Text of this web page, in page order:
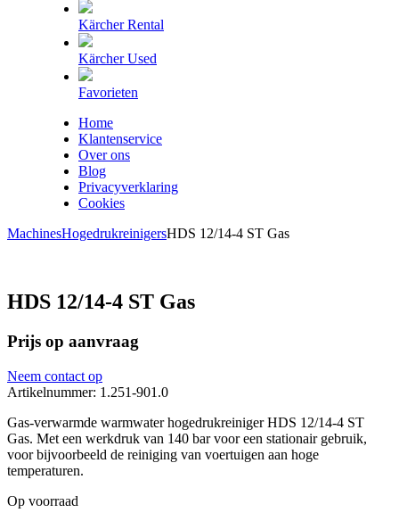
Kärcher Rental
Kärcher Used
Favorieten
Home
Klantenservice
Over ons
Blog
Privacyverklaring
Cookies
MachinesHogedrukreinigersHDS 12/14-4 ST Gas
HDS 12/14-4 ST Gas
Prijs op aanvraag
Neem contact op
Artikelnummer: 1.251-901.0
Gas-verwarmde warmwater hogedrukreiniger HDS 12/14-4 ST
Gas. Met een werkdruk van 140 bar voor een stationair gebruik,
voor bijvoorbeeld de reiniging van voertuigen aan hoge
temperaturen.
Op voorraad